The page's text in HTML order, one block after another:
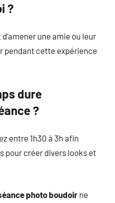
?
une amie ou leur
pendant cette expérience
dure
?
entre 1h30 à 3h afin
pour créer divers looks et
photo boudoir ne